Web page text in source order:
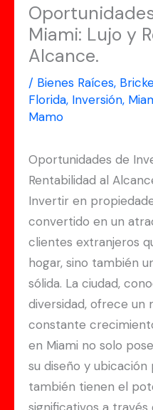
Miami: Lujo y
Alcance.
/ Bienes Raíces,
Florida, Inversión,
Mamo
Oportunidades de
Rentabilidad al
Invertir en
convertido en un
clientes extranjeros
hogar, sino también
sólida. La ciudad,
diversidad, ofrece un
constante
en Miami no solo
su diseño y ubicación
también tienen el